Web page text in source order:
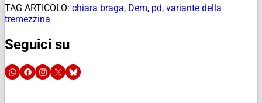
TAG ARTICOLO: chiara braga, Dem, pd, variante della
tremezzina
Seguici su